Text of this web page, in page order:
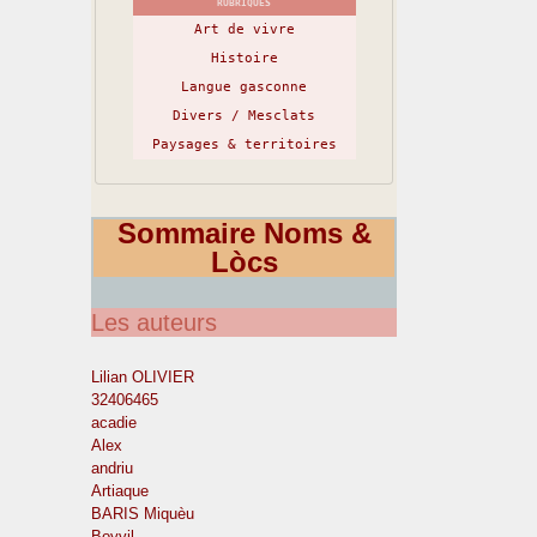
RUBRIQUES
Art de vivre
Histoire
Langue gasconne
Divers / Mesclats
Paysages & territoires
Sommaire Noms &
Lòcs
Les auteurs
Lilian OLIVIER
32406465
acadie
Alex
andriu
Artiaque
BARIS Miquèu